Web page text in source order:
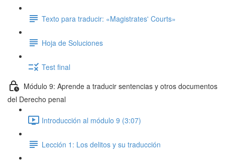
Texto para traducir: «Magistrates' Courts»
Hoja de Soluciones
Test final
Módulo 9: Aprende a traducir sentencias y otros documentos
del Derecho penal
Introducción al módulo 9 (3:07)
Lección 1: Los delitos y su traducción